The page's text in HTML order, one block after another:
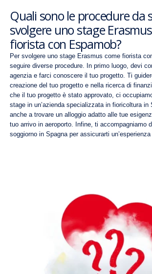
Quali sono le procedure da
svolgere uno stage
fiorista con Espamob?
Per svolgere uno stage Erasmus come fiorista
seguire diverse procedure. In primo luogo, devi
agenzia e farci conoscere il tuo progetto. Ti
creazione del tuo progetto e nella ricerca di
che il tuo progetto è stato approvato, ci
stage in un’azienda specializzata in fioricoltura in
anche a trovare un alloggio adatto alle tue
tuo arrivo in aeroporto. Infine, ti accompagniamo
soggiorno in Spagna per assicurarti